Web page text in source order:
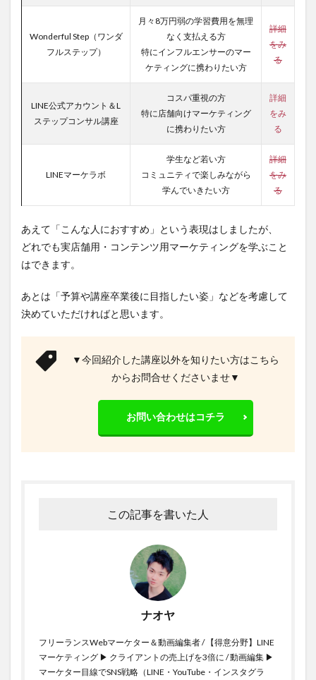
Wonderful Step（ワンダ
フルステップ）
月々8万円弱の学習費用を無理
なく支払える方
特にインフルエンサーのマー
ケティングに携わりたい方
詳細
をみ
る
LINE公式アカウント＆L
ステップコンサル講座
コスパ重視の方
特に店舗向けマーケティング
に携わりたい方
詳細
をみ
る
LINEマーケラボ
学生など若い方
コミュニティで楽しみながら
学んでいきたい方
詳細
をみ
る
あえて「こんな人におすすめ」という表現はしましたが、
どれでも実店舗用・コンテンツ用マーケティングを学ぶこと
はできます。
あとは「予算や講座卒業後に目指したい姿」などを考慮して
決めていただければと思います。
▼今回紹介した講座以外を知りたい方はこちら
からお問合せくださいませ▼
お問い合わせはコチラ
この記事を書いた人
ナオヤ
フリーランスWebマーケター＆動画編集者 / 【得意分野】LINE
マーケティング ▶ クライアントの売上げを3倍に / 動画編集 ▶
マーケター目線でSNS戦略（LINE・YouTube・インスタグラ